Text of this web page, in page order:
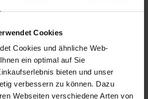
Cookies
Cookies und ähnliche Web-
ein optimal auf Sie
bieten und unser
verbessern zu können. Dazu
Webseiten verschiedene Arten von
Family business